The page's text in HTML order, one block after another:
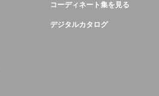
コーディネート集を見る
デジタルカタログ